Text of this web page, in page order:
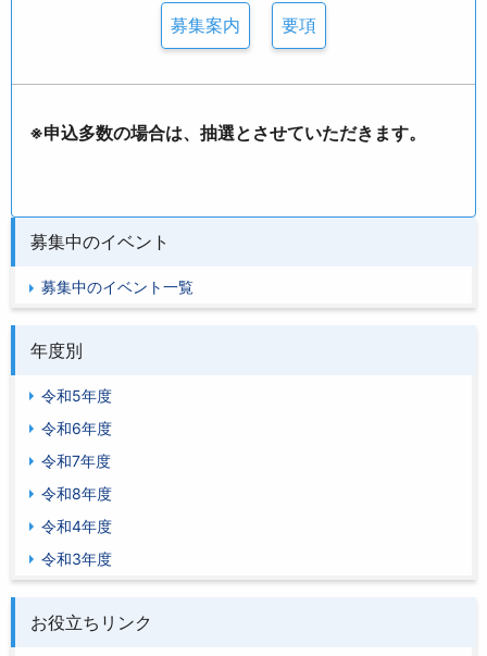
募集案内 要項
※申込多数の場合は、抽選とさせていただきます。
募集中のイベント
募集中のイベント一覧
年度別
令和5年度
令和6年度
令和7年度
令和8年度
令和4年度
令和3年度
お役立ちリンク